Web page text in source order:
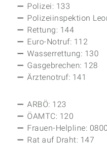
Polizei: 133
Polizeiinspektion
Rettung: 144
Euro-Notruf: 112
Wasserrettung: 130
Gasgebrechen: 128
Ärztenotruf: 141
ARBÖ: 123
ÖAMTC: 120
Frauen-Helpline:
Rat auf Draht: 147